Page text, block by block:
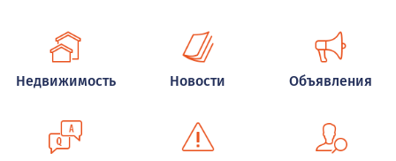
Недвижимость Новости Объявления